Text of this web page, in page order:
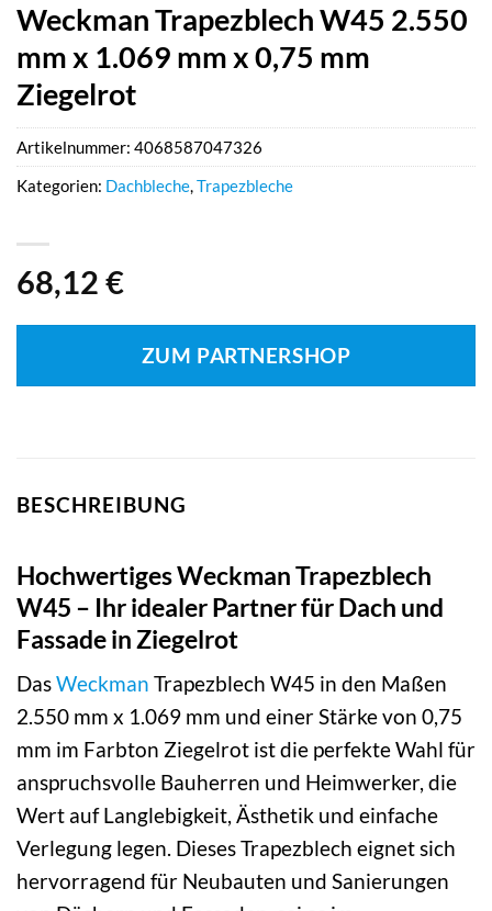
Weckman Trapezblech W45 2.550
mm x 1.069 mm x 0,75 mm
Ziegelrot
68,12 €
ZUM PARTNERSHOP
Artikelnummer: 4068587047326
Kategorien: Dachbleche,Trapezbleche
BESCHREIBUNG
Hochwertiges Weckman Trapezblech
W45 – Ihr idealer Partner für Dach und
Fassade in Ziegelrot
DasWeckman Trapezblech W45 in den Maßen
2.550 mm x 1.069 mm und einer Stärke von 0,75
mm im Farbton Ziegelrot ist die perfekte Wahl für
anspruchsvolle Bauherren und Heimwerker, die
Wert auf Langlebigkeit, Ästhetik und einfache
Verlegung legen. Dieses Trapezblech eignet sich
hervorragend für Neubauten und Sanierungen